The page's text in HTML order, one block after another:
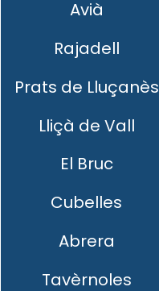
Avià
Rajadell
Prats de Lluçanès
Lliçà de Vall
El Bruc
Cubelles
Abrera
Tavèrnoles